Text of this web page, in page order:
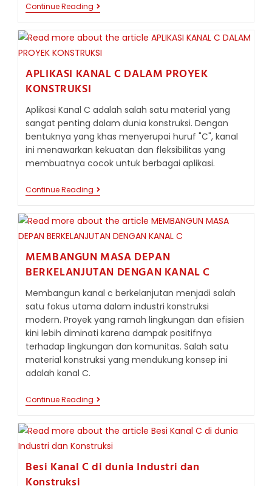
Continue Reading TEKNIK
PEMASANGAN
C
AREA
HUJAN
LENGKAP
UNTUK
STRUKTUR
AMAN
DAN
TAHAN
LAMA
APLIKASI KANAL C DALAM PROYEK
KONSTRUKSI
Aplikasi Kanal C adalah salah satu material yang
sangat penting dalam dunia konstruksi. Dengan
bentuknya yang khas menyerupai huruf "C", kanal
ini menawarkan kekuatan dan fleksibilitas yang
membuatnya cocok untuk berbagai aplikasi.
Continue Reading APLIKASI
KANAL
DALAM
KONSTRUKSI
MEMBANGUN MASA DEPAN
BERKELANJUTAN DENGAN KANAL C
Membangun kanal c berkelanjutan menjadi salah
satu fokus utama dalam industri konstruksi
modern. Proyek yang ramah lingkungan dan efisien
kini lebih diminati karena dampak positifnya
terhadap lingkungan dan komunitas. Salah satu
material konstruksi yang mendukung konsep ini
adalah kanal C.
Continue Reading MEMBANGUN
MASA
BERKELANJUTAN
KANAL
Besi Kanal C di dunia Industri dan